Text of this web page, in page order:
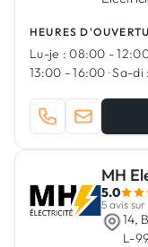
HEURES
Lu-je : 08:00 -
13:00 - 16:00 ·Sa-di :
MH
5.0
5 avis
14,
L-